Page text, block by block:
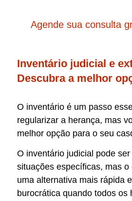
Agende sua consulta
Inventário judicial e
Descubra a melhor
O inventário é um passo
regularizar a herança, mas
melhor opção para o seu
O inventário judicial pode
situações específicas, mas o
uma alternativa mais rápida
burocrática quando todos os